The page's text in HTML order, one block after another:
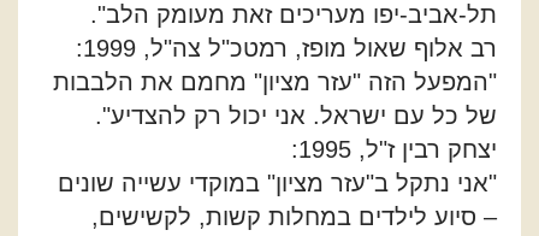
תל-אביב-יפו מעריכים זאת מעומק הלב".
רב אלוף שאול מופז, רמטכ"ל צה"ל, 1999:
"המפעל הזה "עזר מציון" מחמם את הלבבות
של כל עם ישראל. אני יכול רק להצדיע".
יצחק רבין ז"ל, 1995:
"אני נתקל ב"עזר מציון" במוקדי עשייה שונים
– סיוע לילדים במחלות קשות, לקשישים,